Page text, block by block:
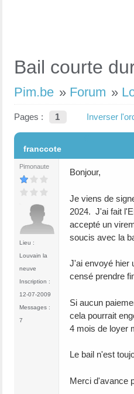
Bail courte
Pim.be » Forum »
Pages : 1 Inverser
franccote
Pimonaute
Lieu :
Louvain la
neuve
Inscription :
12-07-2009
Messages :
7
Bonjour,
Je viens de
2024. J'ai fait
accepté un
soucis avec la
J'ai envoyé hier
censé prendre
Si aucun
cela pourrait
4 mois de loyer
Le bail n'est
Merci d'avance